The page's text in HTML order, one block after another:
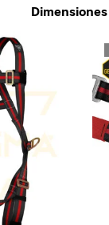
Dimensiones